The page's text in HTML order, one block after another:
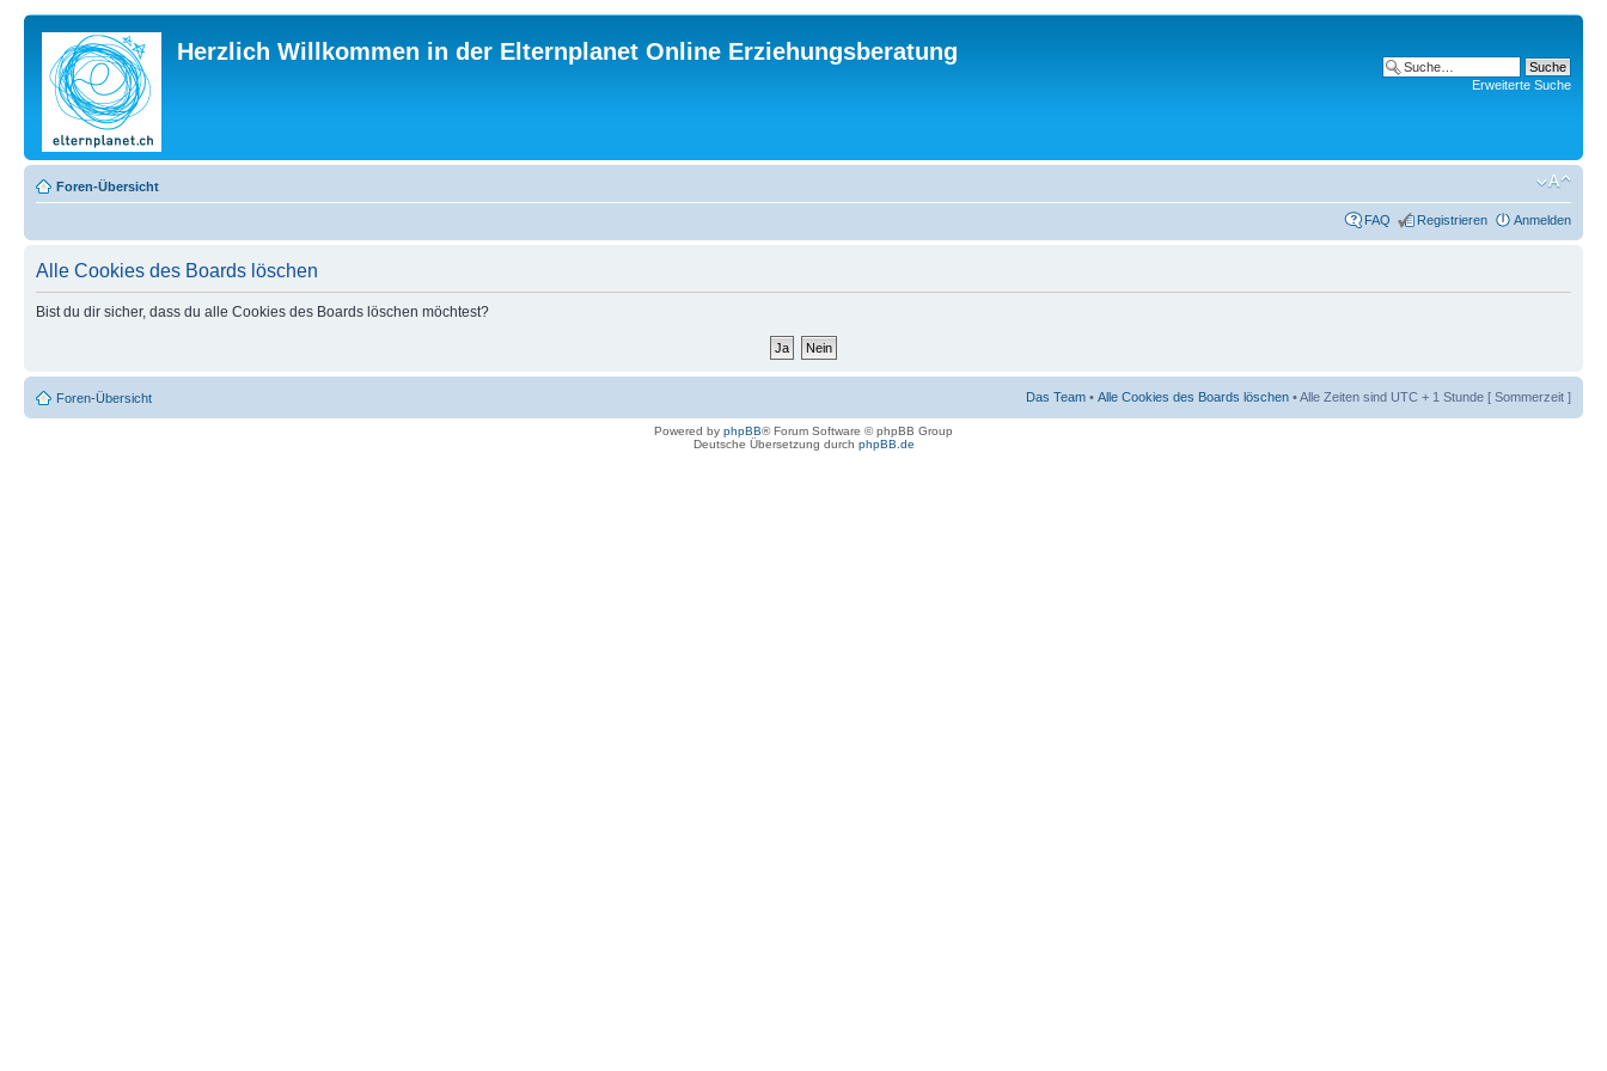
Herzlich Willkommen in der Elternplanet Online Erziehungsberatung
Erweiterte Suche
Foren-Übersicht
FAQ Registrieren Anmelden
Alle Cookies des Boards löschen
Bist du dir sicher, dass du alle Cookies des Boards löschen möchtest?
Foren-Übersicht Das Team • Alle Cookies des Boards löschen • Alle Zeiten sind UTC + 1 Stunde [ Sommerzeit ]
Powered by phpBB® Forum Software © phpBB Group
Deutsche Übersetzung durch phpBB.de